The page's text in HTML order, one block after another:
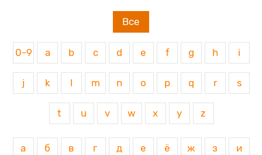
Все
0-9 a b c d e f g h i
j k m n o p q r s
t u v w x y z
а б в г д е ё ж з и